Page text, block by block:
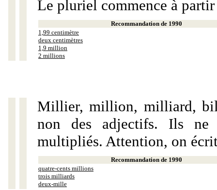
Le pluriel commence à
Recommandation de 1990
1,99 centimètre
deux centimètres
1,9 million
2 millions
Millier, million, milliard,
non des adjectifs. Ils ne
multipliés. Attention, on
Recommandation de 1990
quatre-cents millions
trois milliards
deux-mille